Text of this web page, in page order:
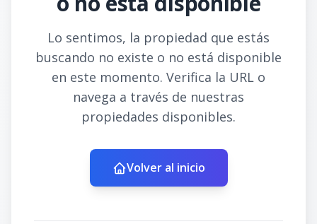
Lo sentimos, la propiedad que estás
buscando no existe o no está disponible
en este momento. Verifica la URL o
navega a través de nuestras
propiedades disponibles.
Volver al inicio